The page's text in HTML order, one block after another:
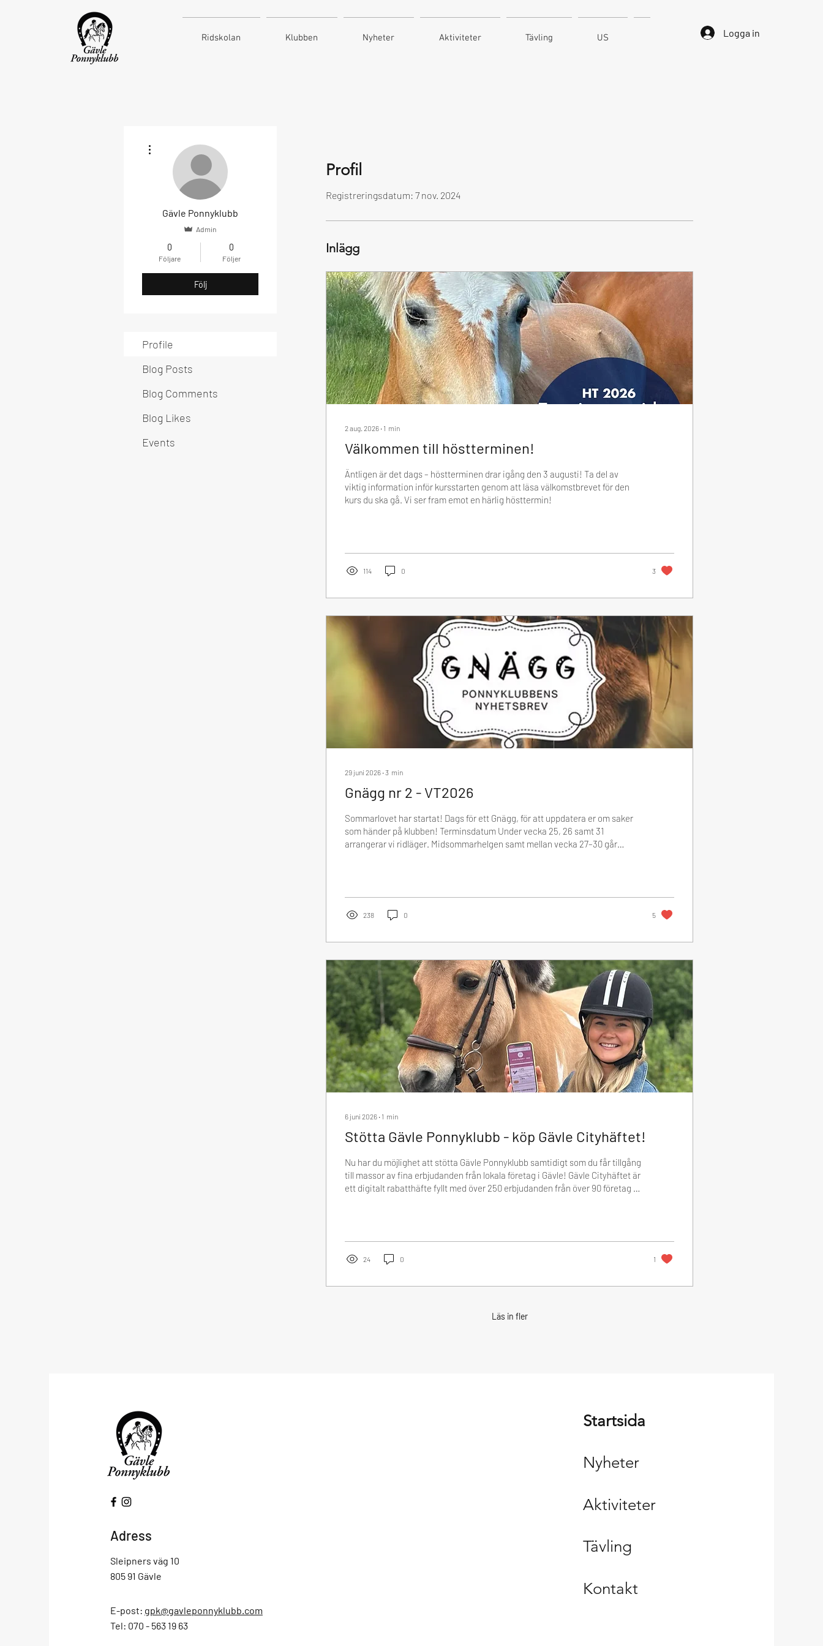
Profil
Registreringsdatum: 7 nov. 2024
Inlägg
2 aug. 2026 ∙ 1 min
Välkommen till höstterminen!
Äntligen är det dags – höstterminen drar igång den 3 augusti! Ta del av
viktig information inför kursstarten genom att läsa välkomstbrevet för den
kurs du ska gå. Vi ser fram emot en härlig hösttermin!
114 0 3
29 juni 2026 ∙3 min
Gnägg nr 2 - VT2026
Sommarlovet har startat! Dags för ett Gnägg, för att uppdatera er om saker
som händer på klubben! Terminsdatum Under vecka 25, 26 samt 31
arrangerar vi ridläger. Midsommarhelgen samt mellan vecka 27–30 går
gpk@gavleponnyklubb.com. Välkomstbrev för höstterminens kurser
publiceras på...
238 0 5
6 juni 2026 ∙ 1 min
Stötta Gävle Ponnyklubb - köp Gävle Cityhäftet!
Nu har du möjlighet att stötta Gävle Ponnyklubb samtidigt som du får tillgång
till massor av fina erbjudanden från lokala företag i Gävle! Gävle Cityhäftet är
ett digitalt rabatthäfte fyllt med över 250 erbjudanden från över 90 företag i
Stötta Gävle Ponnyklubb 🛍️ Ta...
24 0 1
Läs in fler
Gävle Ponnyklubb
Admin
0
Följare
0
Följer
Följ
Profile
Blog Posts
Blog Comments
Blog Likes
Events
Ridskolan Klubben Nyheter Aktiviteter Tävling US Logga in
Adress
Sleipners väg 10
805 91 Gävle
E-post: gpk@gavleponnyklubb.com
Tel: 070 - 563 19 63
Startsida
Nyheter
Aktiviteter
Tävling
Kontakt